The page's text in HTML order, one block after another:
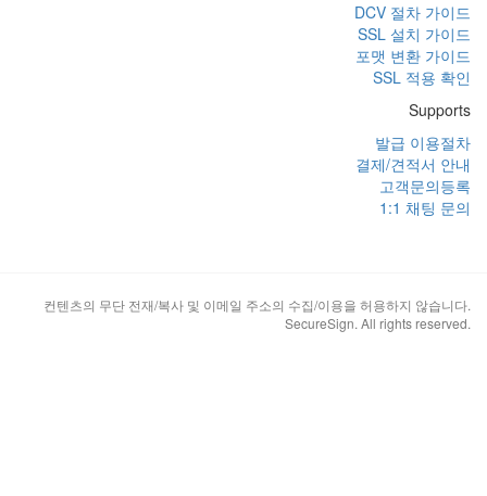
DCV 절차 가이드
SSL 설치 가이드
포맷 변환 가이드
SSL 적용 확인
Supports
발급 이용절차
결제/견적서 안내
고객문의등록
1:1 채팅 문의
컨텐츠의 무단 전재/복사 및 이메일 주소의 수집/이용을 허용하지 않습니다.
SecureSign. All rights reserved.